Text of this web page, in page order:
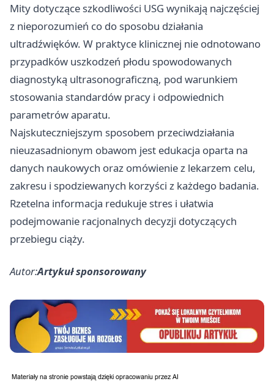
Mity dotyczące szkodliwości USG wynikają najczęściej
z nieporozumień co do sposobu działania
ultradźwięków. W praktyce klinicznej nie odnotowano
przypadków uszkodzeń płodu spowodowanych
diagnostyką ultrasonograficzną, pod warunkiem
stosowania standardów pracy i odpowiednich
parametrów aparatu.
Najskuteczniejszym sposobem przeciwdziałania
nieuzasadnionym obawom jest edukacja oparta na
danych naukowych oraz omówienie z lekarzem celu,
zakresu i spodziewanych korzyści z każdego badania.
Rzetelna informacja redukuje stres i ułatwia
podejmowanie racjonalnych decyzji dotyczących
przebiegu ciąży.
Autor:Artykuł sponsorowany